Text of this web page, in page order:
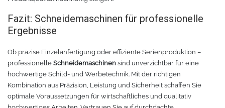
Fazit: Schneidemaschinen für professionelle
Ergebnisse
Ob präzise Einzelanfertigung oder effiziente Serienproduktion –
professionelle Schneidemaschinen sind unverzichtbar für eine
hochwertige Schild- und Werbetechnik. Mit der richtigen
Kombination aus Präzision, Leistung und Sicherheit schaffen Sie
optimale Voraussetzungen für wirtschaftliches und qualitativ